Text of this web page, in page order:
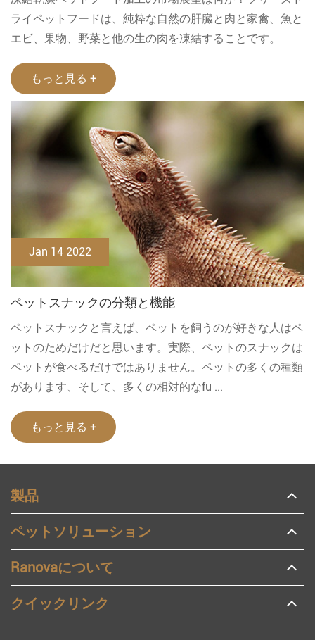
ライペットフードは、純粋な自然の肝臓と肉と家禽、魚と
エビ、果物、野菜と他の生の肉を凍結することです。
もっと見る +
Jan 14 2022
ペットスナックの分類と機能
ペットスナックと言えば、ペットを飼うのが好きな人はペ
ットのためだけだと思います。実際、ペットのスナックは
ペットが食べるだけではありません。ペットの多くの種類
があります、そして、多くの相対的なfu ...
もっと見る +
製品
ペットソリューション
Ranovaについて
クイックリンク